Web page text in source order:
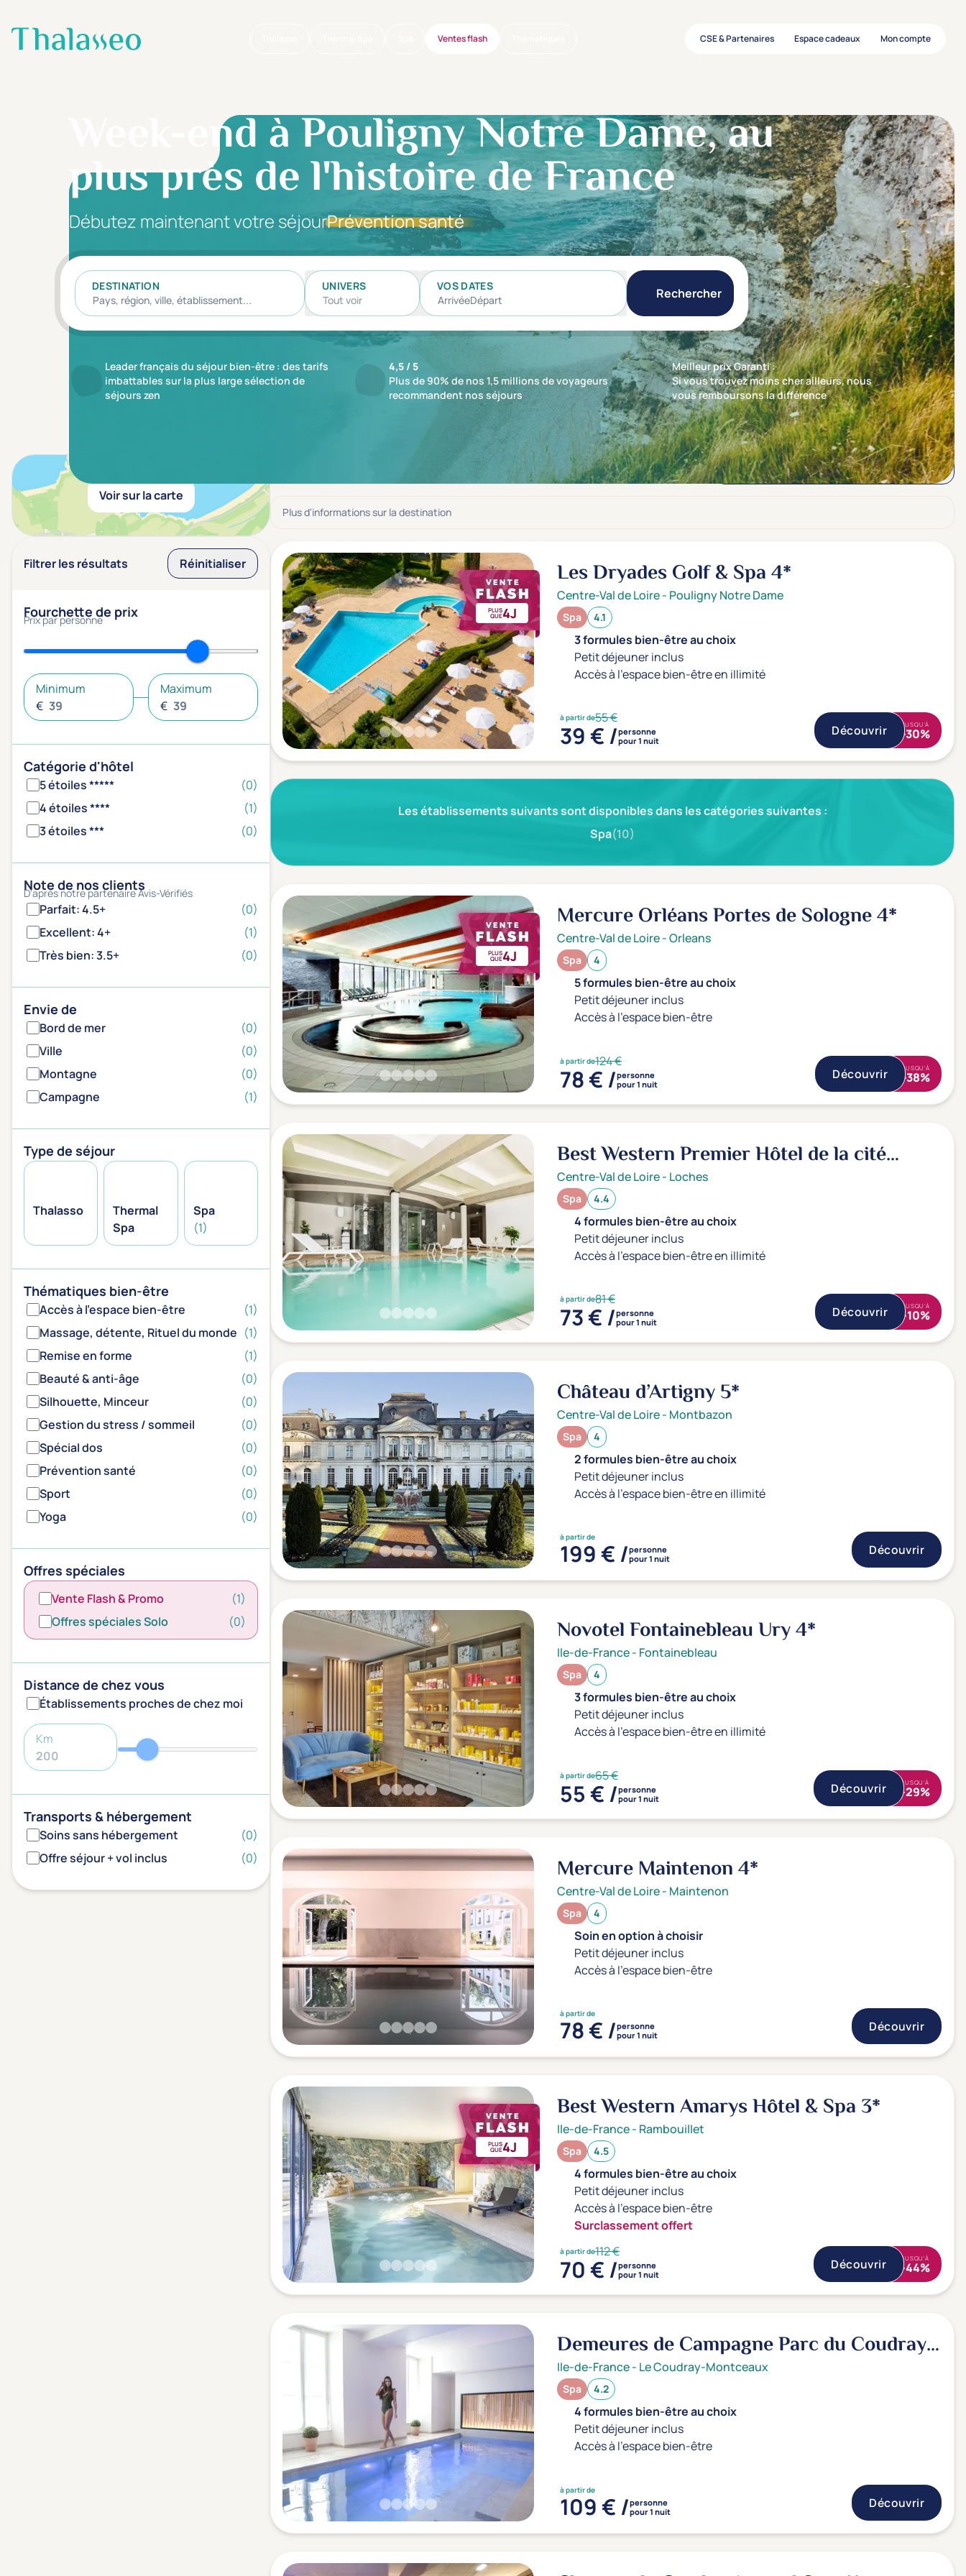
Aller au contenu principal Ventes flash CSE & Partenaires Espace cadeaux Mon compte
Week-end à Pouligny Notre Dame, au
plus près de l'histoire de France
Débutez maintenant votre séjourPrévention santé
DESTINATION
UNIVERS
Tout voir
VOS DATES
ArrivéeDépart Rechercher
Leader français du séjour bien-être : des tarifs
imbattables sur la plus large sélection de
séjours zen
4,5 / 5
Plus de 90% de nos 1,5 millions de voyageurs
recommandent nos séjours
Meilleur prix Garanti :
Si vous trouvez moins cher ailleurs, nous
vous remboursons la différence
Voir sur la carte
Filtrer les résultats Réinitialiser
Fourchette de prix
Prix par personne
Minimum
€
Maximum
€
Catégorie d'hôtel
5 étoiles *****
(0)
4 étoiles ****
(1)
3 étoiles ***
(0)
Note de nos clients
D'après notre partenaire Avis-Vérifiés
Parfait: 4.5+
(0)
Excellent: 4+
(1)
Très bien: 3.5+
(0)
Envie de
Bord de mer
(0)
Ville
(0)
Montagne
(0)
Campagne
(1)
Type de séjour
Thalasso
Thermal
Spa
Spa
(1)
Thématiques bien-être
Accès à l'espace bien-être
(1)
Massage, détente, Rituel du monde (1)
Remise en forme
(1)
Beauté & anti-âge
(0)
Silhouette, Minceur
(0)
Gestion du stress / sommeil
(0)
Spécial dos
(0)
Prévention santé
(0)
Sport
(0)
Yoga
(0)
Offres spéciales
Vente Flash & Promo
(1)
Offres spéciales Solo
(0)
Distance de chez vous
Établissements proches de chez moi
Km
Transports & hébergement
Soins sans hébergement
(0)
Offre séjour + vol inclus
(0)
jusqu'à -30% Trier par Nos recommandations en premier
Plus d'informations sur la destination
PLUS
QUE4J
Les Dryades Golf & Spa4*
Centre-Val de Loire- Pouligny Notre Dame
Spa 4.1
3 formules bien-être au choix
Petit déjeuner inclus
Accès à l'espace bien-être en illimité
à partir de55 €
39 € /personne
pour 1 nuit
Découvrir JUSQU'À
-30%
Les établissements suivants sont disponibles dans les catégories suivantes :
Spa(10)
PLUS
QUE4J
Mercure Orléans Portes de Sologne4*
Centre-Val de Loire-Orleans
Spa 4
5 formules bien-être au choix
Petit déjeuner inclus
Accès à l'espace bien-être
à partir de124 €
78 € /personne
pour 1 nuit
Découvrir JUSQU'À
-38%
Best Western Premier Hôtel de la cité
Royale4*
Centre-Val de Loire- Loches
Spa 4.4
4 formules bien-être au choix
Petit déjeuner inclus
Accès à l'espace bien-être en illimité
à partir de81 €
73 € /personne
pour 1 nuit
Découvrir JUSQU'À
-10%
Château d’Artigny5*
Centre-Val de Loire- Montbazon
Spa 4
2 formules bien-être au choix
Petit déjeuner inclus
Accès à l'espace bien-être en illimité
à partir de
199 € /personne
pour 1 nuit
Découvrir
Novotel Fontainebleau Ury4*
Ile-de-France- Fontainebleau
Spa 4
3 formules bien-être au choix
Petit déjeuner inclus
Accès à l'espace bien-être en illimité
à partir de65 €
55 € /personne
pour 1 nuit
Découvrir JUSQU'À
-29%
Mercure Maintenon4*
Centre-Val de Loire- Maintenon
Spa 4
Soin en option à choisir
Petit déjeuner inclus
Accès à l'espace bien-être
à partir de
78 € /personne
pour 1 nuit
Découvrir
PLUS
QUE4J
Best Western Amarys Hôtel & Spa 3*
Ile-de-France- Rambouillet
Spa 4.5
4 formules bien-être au choix
Petit déjeuner inclus
Accès à l'espace bien-être
Surclassement offert
à partir de112 €
70 € /personne
pour 1 nuit
Découvrir JUSQU'À
-44%
Demeures de Campagne Parc du Coudray
4*
Ile-de-France- Le Coudray-Montceaux
Spa 4.2
4 formules bien-être au choix
Petit déjeuner inclus
Accès à l'espace bien-être
à partir de
109 € /personne
pour 1 nuit
Découvrir